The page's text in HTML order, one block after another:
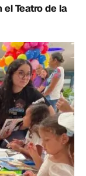
el Teatro de la